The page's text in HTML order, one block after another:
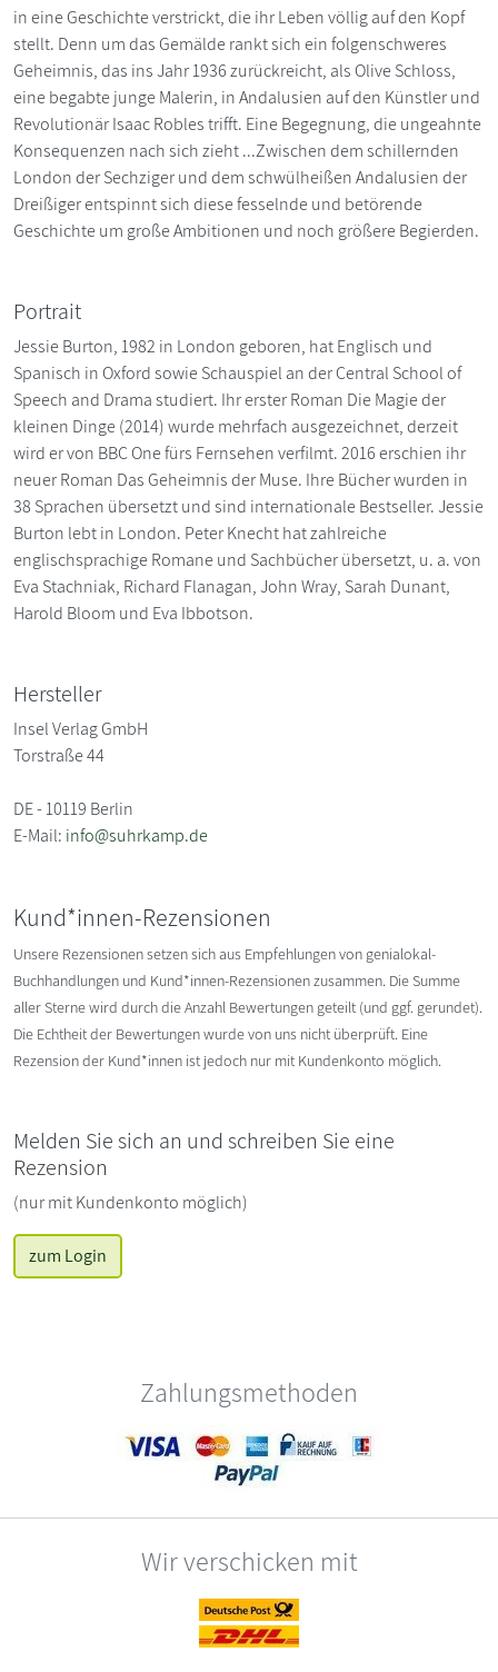
in eine Geschichte verstrickt, die ihr Leben völlig auf den Kopf
stellt. Denn um das Gemälde rankt sich ein folgenschweres
Geheimnis, das ins Jahr 1936 zurückreicht, als Olive Schloss,
eine begabte junge Malerin, in Andalusien auf den Künstler und
Revolutionär Isaac Robles trifft. Eine Begegnung, die ungeahnte
Konsequenzen nach sich zieht ...Zwischen dem schillernden
London der Sechziger und dem schwülheißen Andalusien der
Dreißiger entspinnt sich diese fesselnde und betörende
Geschichte um große Ambitionen und noch größere Begierden.
Portrait
Jessie Burton, 1982 in London geboren, hat Englisch und
Spanisch in Oxford sowie Schauspiel an der Central School of
Speech and Drama studiert. Ihr erster Roman Die Magie der
kleinen Dinge (2014) wurde mehrfach ausgezeichnet, derzeit
wird er von BBC One fürs Fernsehen verfilmt. 2016 erschien ihr
neuer Roman Das Geheimnis der Muse. Ihre Bücher wurden in
38 Sprachen übersetzt und sind internationale Bestseller. Jessie
Burton lebt in London. Peter Knecht hat zahlreiche
englischsprachige Romane und Sachbücher übersetzt, u. a. von
Eva Stachniak, Richard Flanagan, John Wray, Sarah Dunant,
Harold Bloom und Eva Ibbotson.
Hersteller
Insel Verlag GmbH
Torstraße 44
DE - 10119 Berlin
E-Mail: info@suhrkamp.de
Kund*innen-Rezensionen
Unsere Rezensionen setzen sich aus Empfehlungen von genialokal-
Buchhandlungen und Kund*innen-Rezensionen zusammen. Die Summe
aller Sterne wird durch die Anzahl Bewertungen geteilt (und ggf. gerundet).
Die Echtheit der Bewertungen wurde von uns nicht überprüft. Eine
Rezension der Kund*innen ist jedoch nur mit Kundenkonto möglich.
Melden Sie sich an und schreiben Sie eine
Rezension
(nur mit Kundenkonto möglich)
zum Login
Zahlungsmethoden
Wir verschicken mit